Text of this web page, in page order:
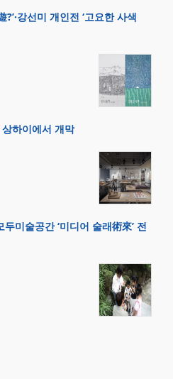
강선미 개인전 ‘고요한 사색
하이에서 개막
미술공간 ‘미디어 술래術來’ 전